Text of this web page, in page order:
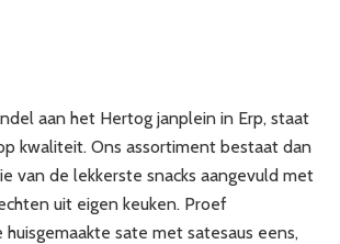
aan het Hertog janplein in Erp, staat
kwaliteit. Ons assortiment bestaat dan
van de lekkerste snacks aangevuld met
uit eigen keuken. Proef
sate met satesaus eens,